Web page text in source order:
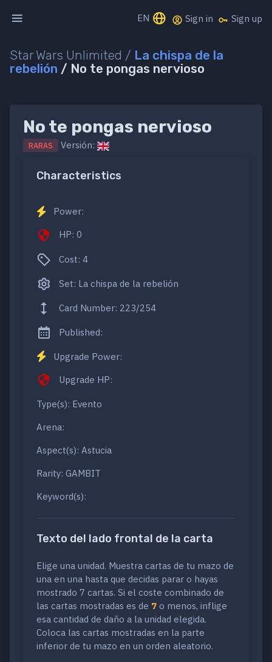
EN Sign in Sign up
Star Wars Unlimited / La chispa de la
rebelión / No te pongas nervioso
No te pongas nervioso
RARAS Versión:
Characteristics
Power:
HP: 0
Cost: 4
Set: La chispa de la rebelión
Card Number: 223/254
Published:
Upgrade Power:
Upgrade HP:
Type(s): Evento
Arena:
Aspect(s): Astucia
Rarity: GAMBIT
Keyword(s):
Texto del lado frontal de la carta
Elige una unidad. Muestra cartas de tu mazo de
una en una hasta que decidas parar o hayas
mostrado 7 cartas. Si el coste combinado de
las cartas mostradas es de 7 o menos, inflige
esa cantidad de daño a la unidad elegida.
Coloca las cartas mostradas en la parte
inferior de tu mazo en un orden aleatorio.